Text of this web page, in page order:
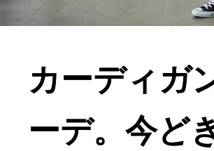
カーディガ
ーデ。今ど